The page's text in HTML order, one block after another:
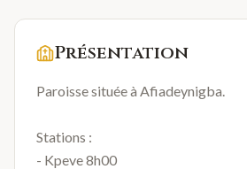
Présentation
Paroisse située à Afiadeynigba.
Stations :
- Kpeve 8h00